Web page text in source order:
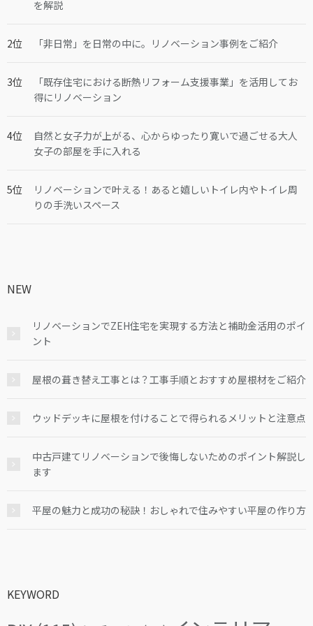
を解説
「非日常」を日常の中に。リノベーション事例をご紹介
「既存住宅における断熱リフォーム支援事業」を活用してお
得にリノベーション
自然と女子力が上がる、心からゆったり寛いで過ごせる大人
女子の部屋を手に入れる
リノベーションで叶える！あると嬉しいトイレ内やトイレ周
りの手洗いスペース
NEW
リノベーションでZEH住宅を実現する方法と補助金活用のポイ
ント
屋根の葺き替え工事とは？工事手順とおすすめ屋根材をご紹介
ウッドデッキに屋根を付けることで得られるメリットと注意点
中古戸建てリノベーションで後悔しないためのポイント解説し
ます
平屋の魅力と成功の秘訣！おしゃれで住みやすい平屋の作り方
KEYWORD